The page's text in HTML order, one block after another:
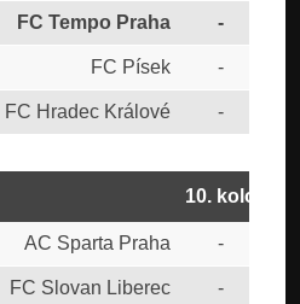
FC Tempo Praha -
FC Písek -
FC Hradec Králové -
10. kolo
AC Sparta Praha -
FC Slovan Liberec -